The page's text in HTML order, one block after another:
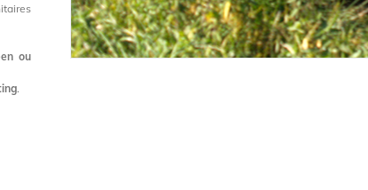
ou
.